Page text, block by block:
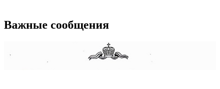
Важные сообщения